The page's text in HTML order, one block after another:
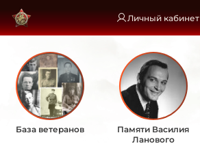
Личный кабинет
База ветеранов
Памяти Василия
Ланового